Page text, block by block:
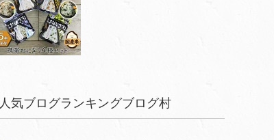
人気ブログランキングブログ村